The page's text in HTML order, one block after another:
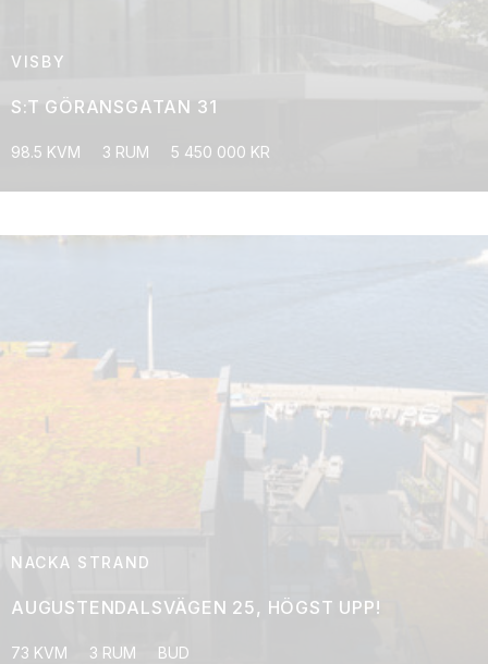
VISBY
S:T GÖRANSGATAN 31
98.5 KVM 3 RUM 5 450 000 KR
NACKA STRAND
AUGUSTENDALSVÄGEN 25, HÖGST UPP!
73 KVM 3 RUM BUD